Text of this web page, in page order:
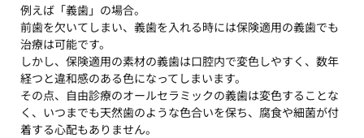
例えば「義歯」の場合。
前歯を欠いてしまい、義歯を入れる時には保険適用の義歯でも
治療は可能です。
しかし、保険適用の素材の義歯は口腔内で変色しやすく、数年
経つと違和感のある色になってしまいます。
その点、自由診療のオールセラミックの義歯は変色することな
く、いつまでも天然歯のような色合いを保ち、腐食や細菌が付
着する心配もありません。